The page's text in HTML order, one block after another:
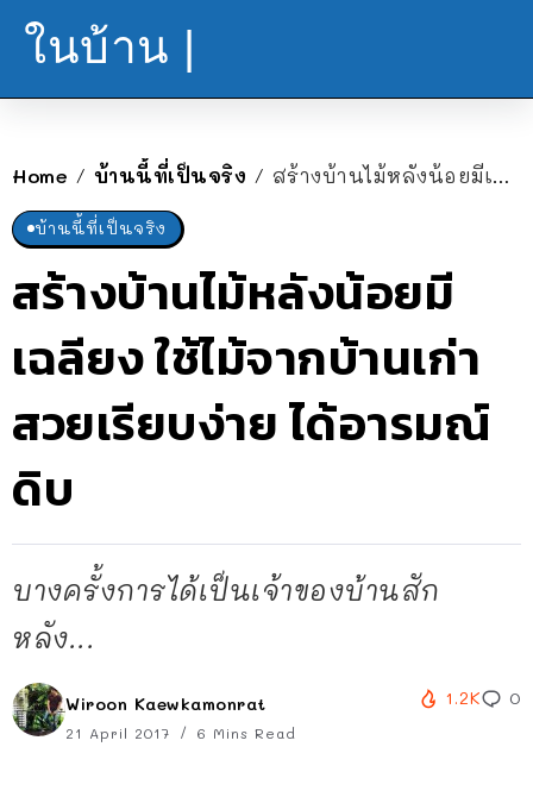
ในบ้าน |
Home / บ้านนี้ที่เป็นจริง / สร้างบ้านไม้หลังน้อยมีเฉลียง ใช้ไม้จากบ้านเก่า สวยเรียบง่าย ได้อารมณ์ดิบ
บ้านนี้ที่เป็นจริง
สร้างบ้านไม้หลังน้อยมี
เฉลียง ใช้ไม้จากบ้านเก่า
สวยเรียบง่าย ได้อารมณ์
ดิบ
บางครั้งการได้เป็นเจ้าของบ้านสัก
หลัง...
Wiroon Kaewkamonrat
21 April 2017 6 Mins Read
1.2K 0